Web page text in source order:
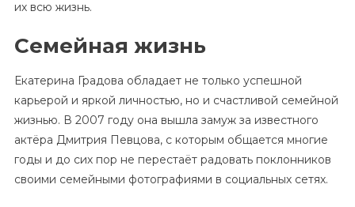
их всю жизнь.
Семейная жизнь
Екатерина Градова обладает не только успешной
карьерой и яркой личностью, но и счастливой семейной
жизнью. В 2007 году она вышла замуж за известного
актёра Дмитрия Певцова, с которым общается многие
годы и до сих пор не перестаёт радовать поклонников
своими семейными фотографиями в социальных сетях.